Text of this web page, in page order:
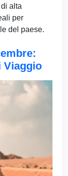
alta
per
del paese.
Viaggio